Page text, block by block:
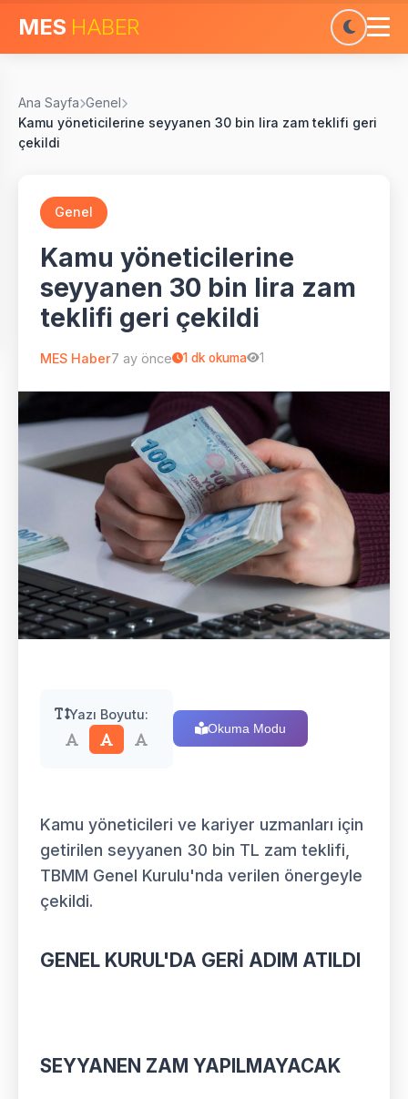
MES HABER
Ana Sayfa Genel
Kamu yöneticilerine seyyanen 30 bin lira zam teklifi geri
çekildi
Genel
Kamu yöneticilerine
seyyanen 30 bin lira zam
teklifi geri çekildi
MES Haber7 ay önce 1 dk okuma 1
Yazı Boyutu:
Okuma Modu
Kamu yöneticileri ve kariyer uzmanları için
getirilen seyyanen 30 bin TL zam teklifi,
TBMM Genel Kurulu'nda verilen önergeyle
çekildi.
GENEL KURUL'DA GERİ ADIM ATILDI
SEYYANEN ZAM YAPILMAYACAK